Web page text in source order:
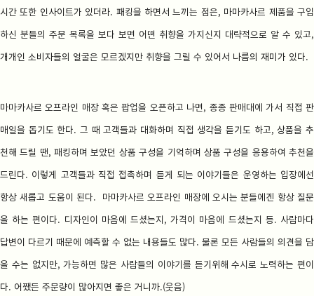
시간 또한 인사이트가 있더라. 패킹을 하면서 느끼는 점은, 마마카사르 제품을 구입
하신 분들의 주문 목록을 보다 보면 어떤 취향을 가지신지 대략적으로 알 수 있고,
개개인 소비자들의 얼굴은 모르겠지만 취향을 그릴 수 있어서 나름의 재미가 있다.
마마카사르 오프라인 매장 혹은 팝업을 오픈하고 나면, 종종 판매대에 가서 직접 판
매일을 돕기도 한다. 그 때 고객들과 대화하며 직접 생각을 듣기도 하고, 상품을 추
천해 드릴 땐, 패킹하며 보았던 상품 구성을 기억하며 상품 구성을 응용하여 추천을
드린다. 이렇게 고객들과 직접 접촉하며 듣게 되는 이야기들은 운영하는 입장에선
항상 새롭고 도움이 된다. 마마카사르 오프라인 매장에 오시는 분들에겐 항상 질문
을 하는 편이다. 디자인이 마음에 드셨는지, 가격이 마음에 드셨는지 등. 사람마다
답변이 다르기 때문에 예측할 수 없는 내용들도 많다. 물론 모든 사람들의 의견을 담
을 수는 없지만, 가능하면 많은 사람들의 이야기를 듣기위해 수시로 노력하는 편이
다. 어쨌든 주문량이 많아지면 좋은 거니까.(웃음)